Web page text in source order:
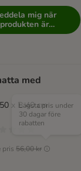
mig när
produkten är
tillgänglig
med
x B 40 cm
pris 56,00 kr
Lägsta pris under
30 dagar före
rabatten